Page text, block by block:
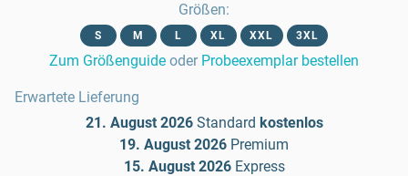
Größen:
S M L XL XXL 3XL
Zum Größenguide oder Probeexemplar bestellen
Erwartete Lieferung
21. August 2026 Standard kostenlos
19. August 2026 Premium
15. August 2026 Express